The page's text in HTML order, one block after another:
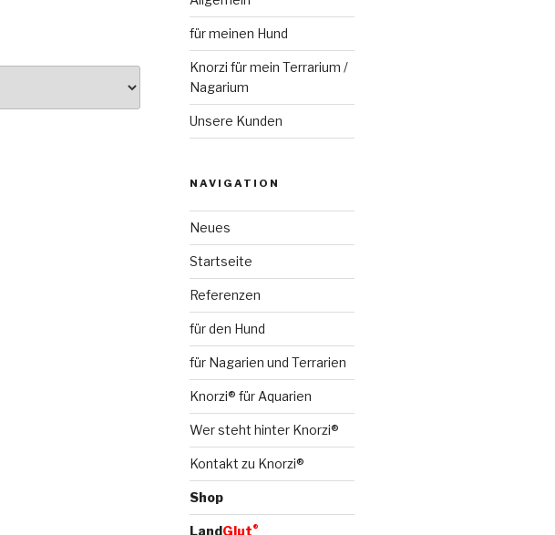
für meinen Hund
Knorzi für mein Terrarium /
Nagarium
Unsere Kunden
NAVIGATION
Neues
Startseite
Referenzen
für den Hund
für Nagarien und Terrarien
Knorzi® für Aquarien
Wer steht hinter Knorzi®
Kontakt zu Knorzi®
Shop
LandGlut®